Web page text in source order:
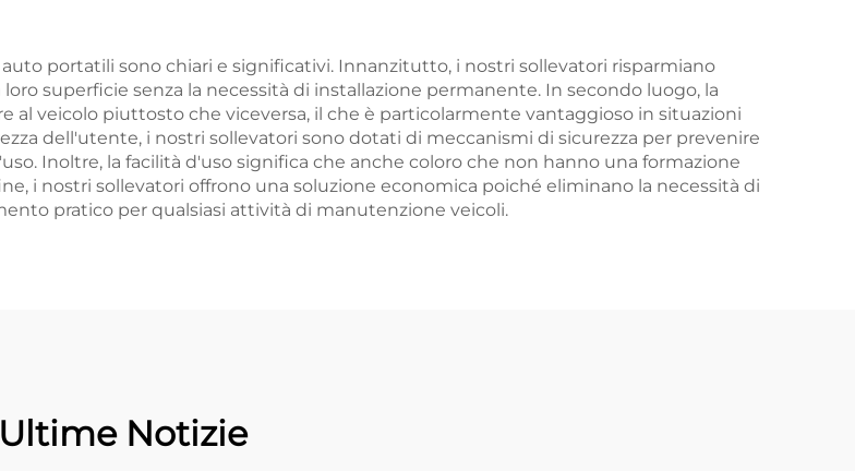
portatili sono chiari e significativi. Innanzitutto, i nostri sollevatori risparmiano
superficie senza la necessità di installazione permanente. In secondo luogo, la
al veicolo piuttosto che viceversa, il che è particolarmente vantaggioso in situazioni
dell'utente, i nostri sollevatori sono dotati di meccanismi di sicurezza per prevenire
Inoltre, la facilità d'uso significa che anche coloro che non hanno una formazione
i nostri sollevatori offrono una soluzione economica poiché eliminano la necessità di
pratico per qualsiasi attività di manutenzione veicoli.
Ultime Notizie